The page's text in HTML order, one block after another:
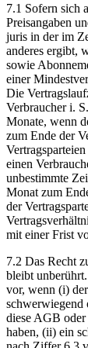
7.1 Sofern sich
Preisangaben
juris in der im
anderes ergibt,
sowie
einer
Die
Verbraucher i.
Monate, wenn
zum Ende der
einen
unbestimmte
Monat zum
der
mit einer Frist
7.2 Das Recht
bleibt
vor, wenn (i)
schwerwiegend
diese AGB
haben, (ii) ein